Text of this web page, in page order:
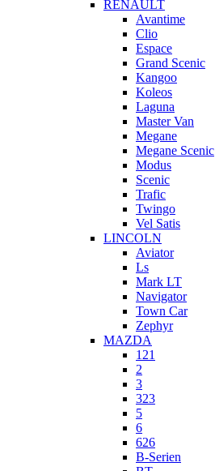
RENAULT
Avantime
Clio
Espace
Grand Scenic
Kangoo
Koleos
Laguna
Master Van
Megane
Megane Scenic
Modus
Scenic
Trafic
Twingo
Vel Satis
LINCOLN
Aviator
Ls
Mark LT
Navigator
Town Car
Zephyr
MAZDA
121
2
3
323
5
6
626
B-Serien